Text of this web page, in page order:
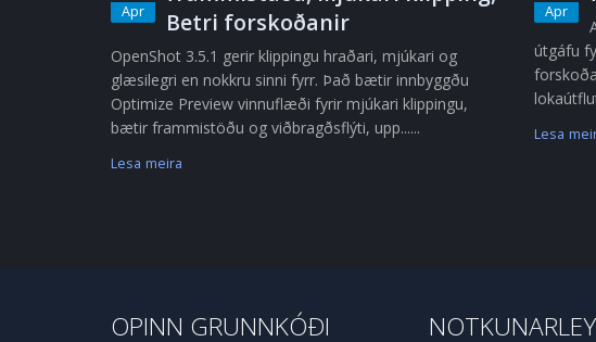
Apr
Betri forskoðanir
OpenShot 3.5.1 gerir klippingu hraðari, mjúkari og
glæsilegri en nokkru sinni fyrr. Það bætir innbyggðu
Optimize Preview vinnuflæði fyrir mjúkari klippingu,
bætir frammistöðu og viðbragðsflýti, upp......
Lesa meira
Apr
útgáfu
Lesa
OPINN GRUNNKÓÐI